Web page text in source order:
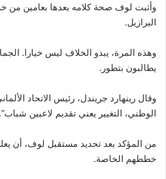
وأثبت لوف صحة كلامه بعدها بعامين من
البرازيل.
وهذه المرة، يبدو الخلاف ليس خيارا.
يطالبون بتطور.
وقال رينهارد جريندل، رئيس الاتحاد
الوطني، التغيير يعني تقديم لاعبين شباب”.
من المؤكد بعد تحديد مستقبل لوف، أن
خططهم الخاصة.